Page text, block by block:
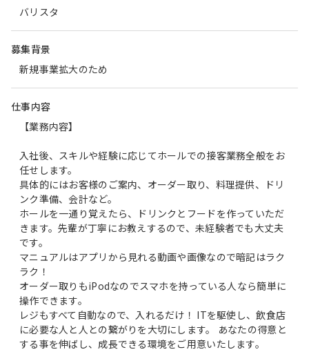
バリスタ
募集背景
新規事業拡大のため
仕事内容
【業務内容】
入社後、スキルや経験に応じてホールでの接客業務全般をお
任せします。
具体的にはお客様のご案内、オーダー取り、料理提供、ドリ
ンク準備、会計など。
ホールを一通り覚えたら、ドリンクとフードを作っていただ
きます。先輩が丁寧にお教えするので、未経験者でも大丈夫
です。
マニュアルはアプリから見れる動画や画像なので暗記はラク
ラク！
オーダー取りもiPodなのでスマホを持っている人なら簡単に
操作できます。
レジもすべて自動なので、入れるだけ！ ITを駆使し、飲食店
に必要な人と人との繋がりを大切にします。 あなたの得意と
する事を伸ばし、成長できる環境をご用意いたします。